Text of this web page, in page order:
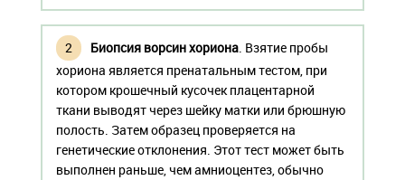
Биопсия ворсин хориона. Взятие пробы
хориона является пренатальным тестом, при
котором крошечный кусочек плацентарной
ткани выводят через шейку матки или брюшную
полость. Затем образец проверяется на
генетические отклонения. Этот тест может быть
выполнен раньше, чем амниоцентез, обычно